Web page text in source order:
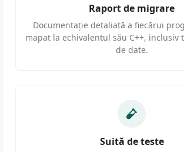
Raport de migrare
Documentație detaliată a fiecărui
mapat la echivalentul său C++, inclusiv
de date.
Suită de teste